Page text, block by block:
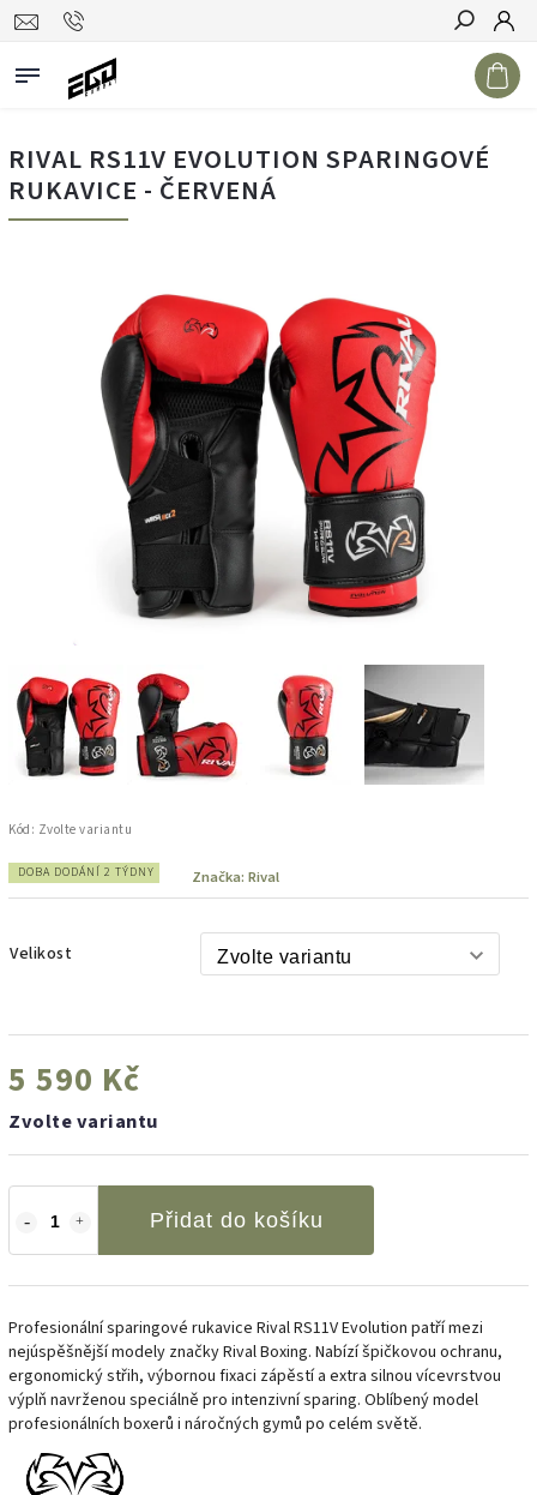
Hledat
RIVAL RS11V EVOLUTION SPARINGOVÉ
RUKAVICE - ČERVENÁ
Kód: Zvolte variantu
DOBA DODÁNÍ 2 TÝDNY Značka: Rival
Velikost
5 590 Kč
Zvolte variantu
Přidat do košíku
Profesionální sparingové rukavice Rival RS11V Evolution patří mezi
nejúspěšnější modely značky Rival Boxing. Nabízí špičkovou ochranu,
ergonomický střih, výbornou fixaci zápěstí a extra silnou vícevrstvou
výplň navrženou speciálně pro intenzivní sparing. Oblíbený model
profesionálních boxerů i náročných gymů po celém světě.